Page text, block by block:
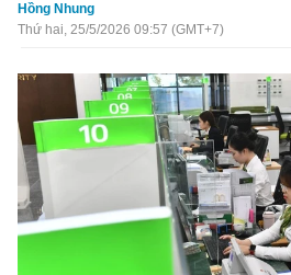
Hồng Nhung
Thứ hai, 25/5/2026 09:57 (GMT+7)